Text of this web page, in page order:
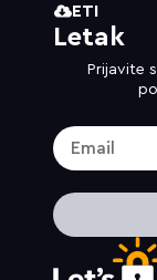
ETI
Letak
Prijavite